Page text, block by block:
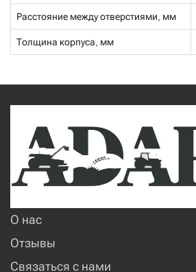
Расстояние между отверстиями, мм
Толщина корпуса, мм
О нас
Отзывы
Связаться с нами